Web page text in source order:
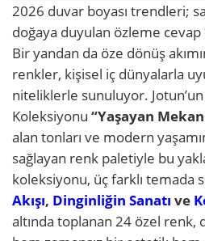
2026 duvar boyası trendleri;
doğaya duyulan özleme
Bir yandan da öze dönüş
renkler, kişisel iç dünyalarla
niteliklerle sunuluyor.
Koleksiyonu “Yaşayan
alan tonları ve modern
sağlayan renk paletiyle bu
koleksiyonu, üç farklı temada
Akışı, Dinginliğin Sanatı ve
altında toplanan 24 özel renk,